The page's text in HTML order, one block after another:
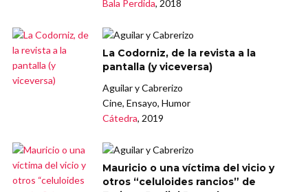
Bala Perdida, 2018
La Codorniz, de la revista a la
pantalla (y viceversa)
Aguilar y Cabrerizo
Cine, Ensayo, Humor
Cátedra, 2019
Mauricio o una víctima del vicio y
otros “celuloides rancios” de